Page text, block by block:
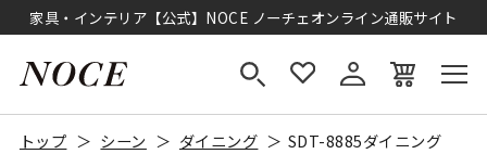
家具・インテリア【公式】NOCE ノーチェオンライン通販サイト
トップ シーン ダイニング
SDT-8885ダイニング